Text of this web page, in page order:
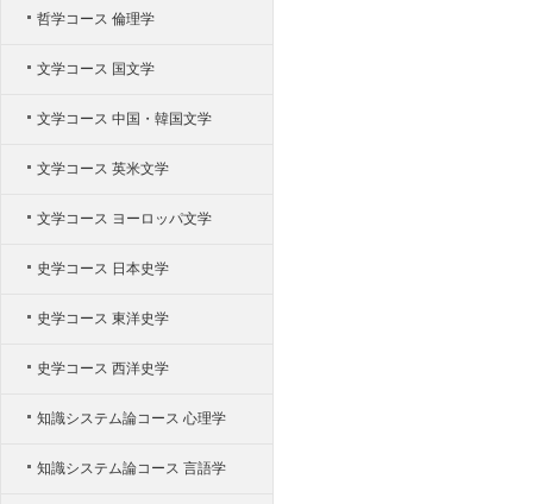
哲学コース 倫理学
文学コース 国文学
文学コース 中国・韓国文学
文学コース 英米文学
文学コース ヨーロッパ文学
史学コース 日本史学
史学コース 東洋史学
史学コース 西洋史学
知識システム論コース 心理学
知識システム論コース 言語学